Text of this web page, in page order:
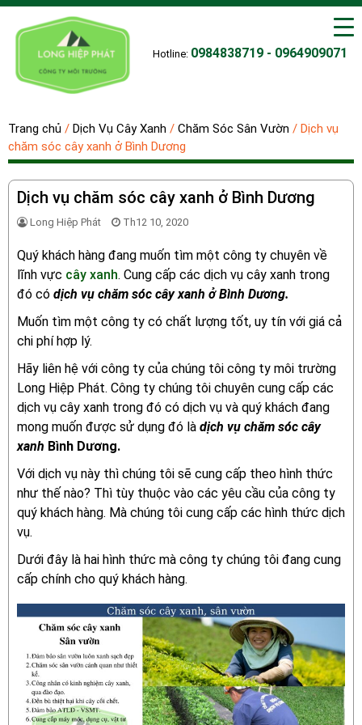
Hotline: 0984838719 - 0964909071
Trang chủ / Dịch Vụ Cây Xanh / Chăm Sóc Sân Vườn / Dịch vụ
chăm sóc cây xanh ở Bình Dương
Dịch vụ chăm sóc cây xanh ở Bình Dương
Long Hiệp Phát Th12 10, 2020
Quý khách hàng đang muốn tìm một công ty chuyên về
lĩnh vực cây xanh. Cung cấp các dịch vụ cây xanh trong
đó có dịch vụ chăm sóc cây xanh ở Bình Dương.
Muốn tìm một công ty có chất lượng tốt, uy tín với giá cả
chi phí hợp lý.
Hãy liên hệ với công ty của chúng tôi công ty môi trường
Long Hiệp Phát. Công ty chúng tôi chuyên cung cấp các
dịch vụ cây xanh trong đó có dịch vụ và quý khách đang
mong muốn được sử dụng đó là dịch vụ chăm sóc cây
xanh Bình Dương.
Với dịch vụ này thì chúng tôi sẽ cung cấp theo hình thức
như thế nào? Thì tùy thuộc vào các yêu cầu của công ty
quý khách hàng. Mà chúng tôi cung cấp các hình thức dịch
vụ.
Dưới đây là hai hình thức mà công ty chúng tôi đang cung
cấp chính cho quý khách hàng.